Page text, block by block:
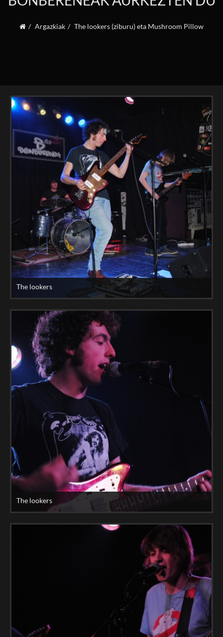
Argazkiak The lookers (ziburu) eta Mushroom Pillow
The lookers
The lookers